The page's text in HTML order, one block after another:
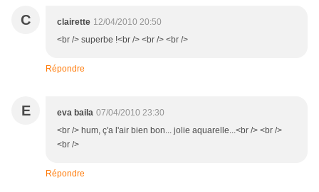
C clairette 12/04/2010 20:50
<br /> superbe !<br /> <br /> <br />
Répondre
E eva baila 07/04/2010 23:30
<br /> hum, ç'a l'air bien bon... jolie aquarelle...<br /> <br />
<br />
Répondre